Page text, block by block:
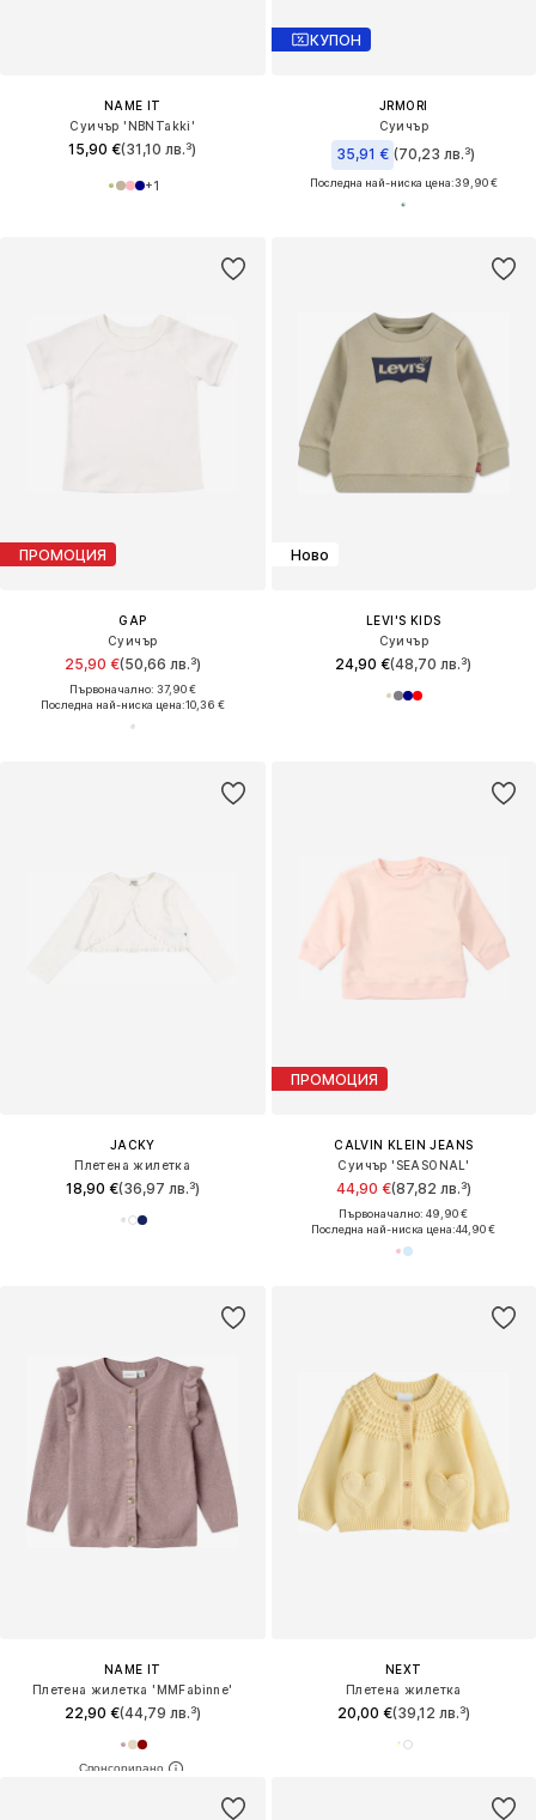
NAME IT
Суичър 'NBNTakki'
15,90 €(31,10 лв.³)
+1
КУПОН
JRMORI
Суичър
35,91 € (70,23 лв.³)
Последна най-ниска цена:39,90 €
ПРОМОЦИЯ
GAP
Суичър
25,90 €(50,66 лв.³)
Първоначално: 37,90 €
Последна най-ниска цена:10,36 €
Ново
LEVI'S KIDS
Суичър
24,90 €(48,70 лв.³)
JACKY
Плетена жилетка
18,90 €(36,97 лв.³)
ПРОМОЦИЯ
CALVIN KLEIN JEANS
Суичър 'SEASONAL'
44,90 €(87,82 лв.³)
Първоначално: 49,90 €
Последна най-ниска цена:44,90 €
NAME IT
Плетена жилетка 'MMFabinne'
22,90 €(44,79 лв.³)
NEXT
Плетена жилетка
20,00 €(39,12 лв.³)